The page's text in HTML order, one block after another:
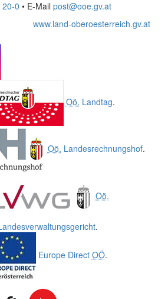
0 • E-Mail post@ooe.gv.at
www.land-oberoesterreich.gv.at
Oö. Landtag.
Oö. Landesrechnungshof.
Oö.
.
Europe Direct OÖ.